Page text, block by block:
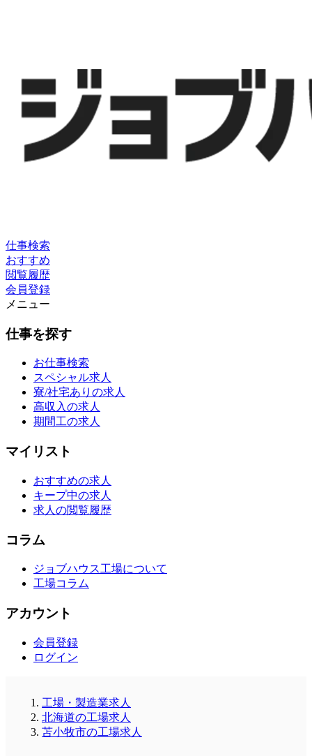
仕事検索
おすすめ
閲覧履歴
会員登録
メニュー
仕事を探す
お仕事検索
スペシャル求人
寮/社宅ありの求人
高収入の求人
期間工の求人
マイリスト
おすすめの求人
キープ中の求人
求人の閲覧履歴
コラム
ジョブハウス工場について
工場コラム
アカウント
会員登録
ログイン
工場・製造業求人
北海道の工場求人
苫小牧市の工場求人